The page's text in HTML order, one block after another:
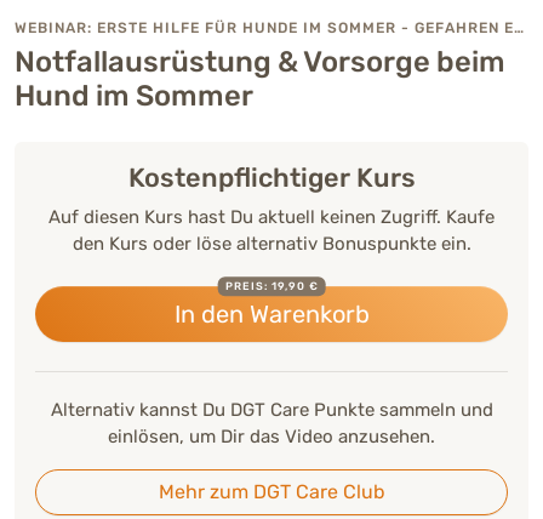
WEBINAR: ERSTE HILFE FÜR HUNDE IM SOMMER - GEFAHREN ERKENNEN & RICHTIG HANDELN
Notfallausrüstung & Vorsorge beim
Hund im Sommer
Kostenpflichtiger Kurs
Auf diesen Kurs hast Du aktuell keinen Zugriff. Kaufe
den Kurs oder löse alternativ Bonuspunkte ein.
In den Warenkorb
PREIS: 19,90 €
Alternativ kannst Du DGT Care Punkte sammeln und
einlösen, um Dir das Video anzusehen.
Mehr zum DGT Care Club